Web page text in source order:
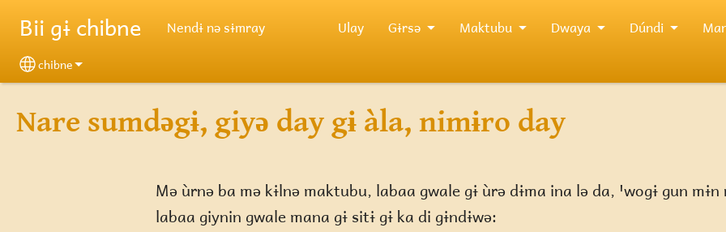
Bii gɨ chibne Nendɨ nə sɨmray Ulay Gɨrsə Maktubu Dwaya Dúndi
Select your language
chibne
Nare sumdəgɨ, giyə day gɨ àla, nimɨro day
Mə ùrnə ba mə kɨlnə maktubu, labaa gwale gɨ ùrə dɨma ina lə da, ꞌwogɨ gun
labaa giynin gwale mana gɨ sitɨ gɨ ka di gɨndɨwə: